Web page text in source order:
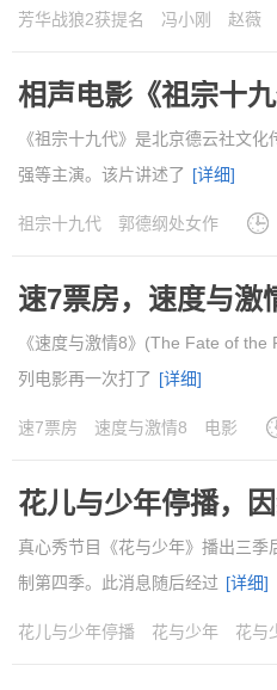
芳华战狼2获提名 冯小刚 赵薇
相声电影《祖宗十
《祖宗十九代》是北京德云社文
强等主演。该片讲述了 [详细]
祖宗十九代 郭德纲处女作
速7票房，速度与激
《速度与激情8》(The Fate of
列电影再一次打了 [详细]
速7票房 速度与激情8 电影
花儿与少年停播，
真心秀节目《花与少年》播出三
制第四季。此消息随后经过 [详细]
花儿与少年停播 花与少年 花与